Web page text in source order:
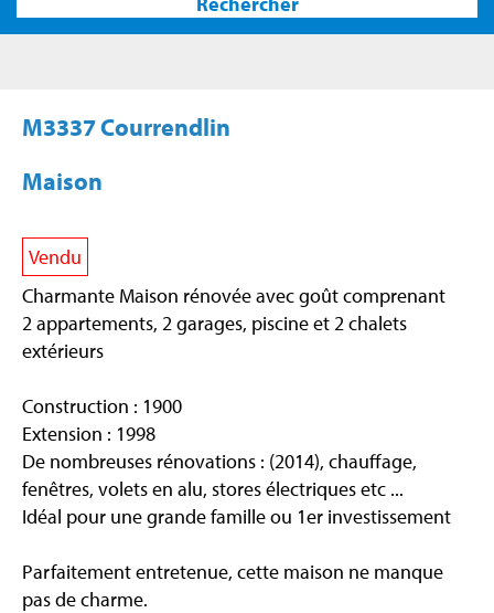
M3337 Courrendlin
Maison
Vendu
Charmante Maison rénovée avec goût comprenant
2 appartements, 2 garages, piscine et 2 chalets
extérieurs
Construction : 1900
Extension : 1998
De nombreuses rénovations : (2014), chauffage,
fenêtres, volets en alu, stores électriques etc ...
Idéal pour une grande famille ou 1er investissement
Parfaitement entretenue, cette maison ne manque
pas de charme.